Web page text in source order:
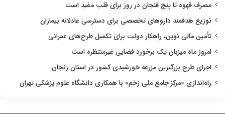
مصرف قهوه تا پنج فنجان در روز برای قلب مفید است
توزیع هدفمند داروهای تخصصی برای دسترسی عادلانه بیماران
تأمین مالی نوین، راهکار دولت برای تکمیل طرح‌های عمرانی
امروز ماه میزبان یک برخورد فضایی غیرمنتظره است
اجرای طرح بزرگترین مزرعه خورشیدی کشور در استان زنجان
راه‌اندازی «مرکز جامع ملی زخم» با همکاری دانشگاه علوم پزشکی تهران